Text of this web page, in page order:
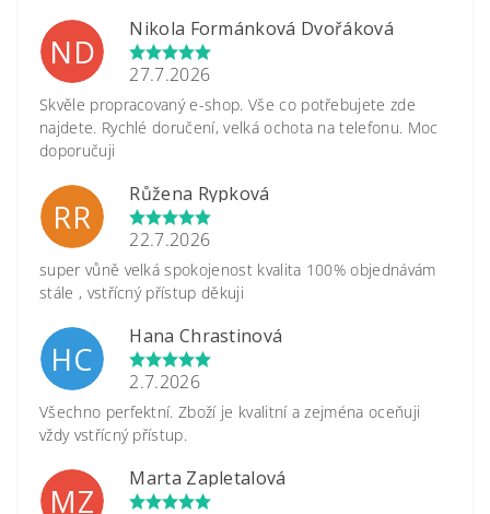
ND
Nikola Formánková Dvořáková
27.7.2026
Skvěle propracovaný e-shop. Vše co potřebujete zde
najdete. Rychlé doručení, velká ochota na telefonu. Moc
doporučuji
RR
Růžena Rypková
22.7.2026
super vůně velká spokojenost kvalita 100% objednávám
stále , vstřícný přístup děkuji
HC
Hana Chrastinová
2.7.2026
Všechno perfektní. Zboží je kvalitní a zejména oceňuji
vždy vstřícný přístup.
MZ
Marta Zapletalová